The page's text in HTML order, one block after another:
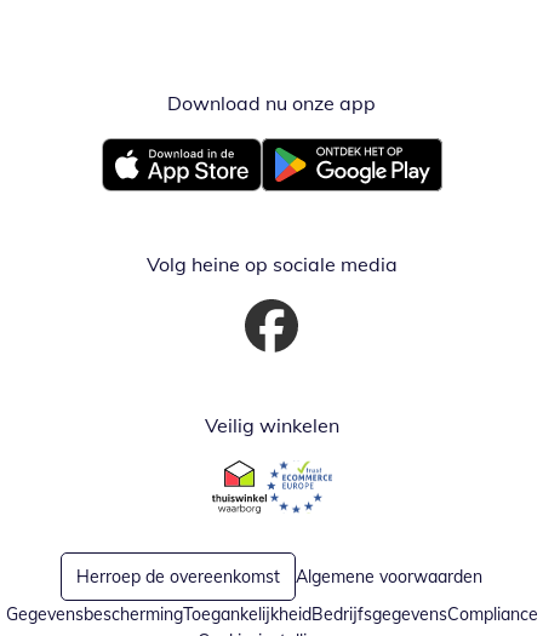
Download nu onze app
Opent in nieuw vensterOpent in nieuw venster
Volg heine op sociale media
Opent in nieuw venster
Veilig winkelen
Opent in nieuw venster
Opent in nieuw venster
Herroep de overeenkomst
Algemene voorwaarden
GegevensbeschermingToegankelijkheidBedrijfsgegevensCompliance